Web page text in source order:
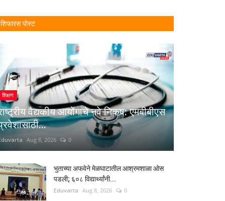
शिफारस पोस्ट
शिक्षण
वैद्यकीय आयोगाचे नवे निकष: एमबीबीएस
Aug 8, 2026 0
भुताच्या अफवेने मेळघाटातील आश्रमशाळा ओस
पडली; ६०८ विद्यार्थ्यांनी...
Eduvarta Aug 8, 2026 0